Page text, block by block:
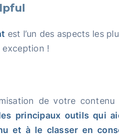
est l’un des aspects les
exception !
de votre contenu
principaux outils qui
et à le classer en